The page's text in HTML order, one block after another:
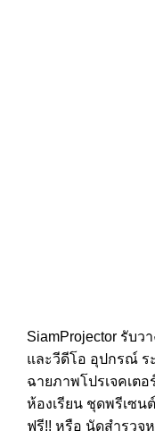
SiamProjector รับว
และวีดีโอ อุปกรณ์ ร
ฉายภาพโปรเจคเตอ
ห้องเรียน ชุดพรีเซ
ฟรี!! หรือ นัดสำรวจ